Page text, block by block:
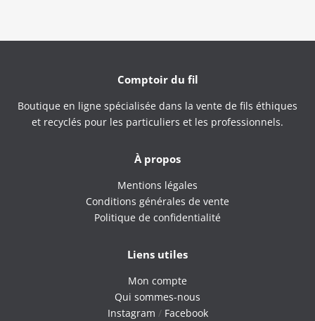
Comptoir du fil
Boutique en ligne spécialisée dans la vente de fils éthiques
et recyclés pour les particuliers et les professionnels.
À propos
Mentions légales
Conditions générales de vente
Politique de confidentialité
Liens utiles
Mon compte
Qui sommes-nous
Instagram / Facebook